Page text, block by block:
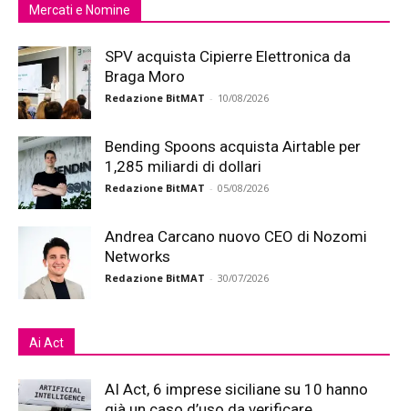
Mercati e Nomine
SPV acquista Cipierre Elettronica da
Braga Moro
Redazione BitMAT - 10/08/2026
Bending Spoons acquista Airtable per
1,285 miliardi di dollari
Redazione BitMAT - 05/08/2026
Andrea Carcano nuovo CEO di Nozomi
Networks
Redazione BitMAT - 30/07/2026
Ai Act
AI Act, 6 imprese siciliane su 10 hanno